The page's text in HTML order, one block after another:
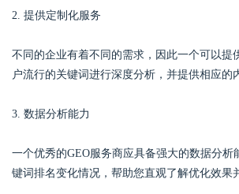
2. 提供定制化服务
不同的企业有着不同的需求，因此一个可以
户流行的关键词进行深度分析，并提供相应
3. 数据分析能力
一个优秀的GEO服务商应具备强大的数据分
键词排名变化情况，帮助您直观了解优化效果